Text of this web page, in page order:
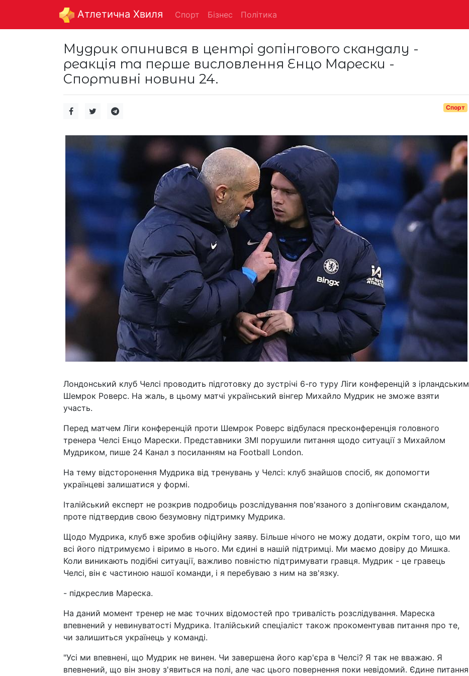
Aтлетична Хвиля Спорт Бізнес Політика
Мудрик опинився в центрі допінгового скандалу -
реакція та перше висловлення Енцо Марески -
Спортивні новини 24.
Спорт
Лондонський клуб Челсі проводить підготовку до зустрічі 6-го туру Ліги конференцій з ірландським
Шемрок Роверс. На жаль, в цьому матчі український вінгер Михайло Мудрик не зможе взяти
участь.
Перед матчем Ліги конференцій проти Шемрок Роверс відбулася пресконференція головного
тренера Челсі Енцо Марески. Представники ЗМІ порушили питання щодо ситуації з Михайлом
Мудриком, пише 24 Канал з посиланням на Football London.
На тему відсторонення Мудрика від тренувань у Челсі: клуб знайшов спосіб, як допомогти
українцеві залишатися у формі.
Італійський експерт не розкрив подробиць розслідування пов'язаного з допінговим скандалом,
проте підтвердив свою безумовну підтримку Мудрика.
Щодо Мудрика, клуб вже зробив офіційну заяву. Більше нічого не можу додати, окрім того, що ми
всі його підтримуємо і віримо в нього. Ми єдині в нашій підтримці. Ми маємо довіру до Мишка.
Коли виникають подібні ситуації, важливо повністю підтримувати гравця. Мудрик - це гравець
Челсі, він є частиною нашої команди, і я перебуваю з ним на зв'язку.
- підкреслив Мареска.
На даний момент тренер не має точних відомостей про тривалість розслідування. Мареска
впевнений у невинуватості Мудрика. Італійський спеціаліст також прокоментував питання про те,
чи залишиться українець у команді.
"Усі ми впевнені, що Мудрик не винен. Чи завершена його кар'єра в Челсі? Я так не вважаю. Я
впевнений, що він знову з'явиться на полі, але час цього повернення поки невідомий. Єдине питання